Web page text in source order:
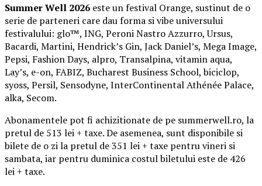
Summer Well 2026 este un festival Orange, sustinut de o
serie de parteneri care dau forma si vibe universului
festivalului: glo™, ING, Peroni Nastro Azzurro, Ursus,
Bacardi, Martini, Hendrick’s Gin, Jack Daniel’s, Mega Image,
Pepsi, Fashion Days, alpro, Transalpina, vitamin aqua,
Lay’s, e-on, FABIZ, Bucharest Business School, biciclop,
syoss, Persil, Sensodyne, InterContinental Athénée Palace,
alka, Secom.
Abonamentele pot fi achizitionate de pe summerwell.ro, la
pretul de 513 lei + taxe. De asemenea, sunt disponibile si
bilete de o zi la pretul de 351 lei + taxe pentru vineri si
sambata, iar pentru duminica costul biletului este de 426
lei + taxe.